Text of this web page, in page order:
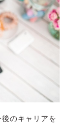
のキャリアを